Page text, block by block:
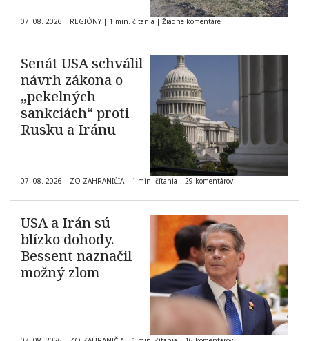
07. 08. 2026 | REGIÓNY | 1 min. čítania | Žiadne komentáre
Senát USA schválil
návrh zákona o
„pekelných
sankciách“ proti
Rusku a Iránu
07. 08. 2026 | ZO ZAHRANIČIA | 1 min. čítania | 29 komentárov
USA a Irán sú
blízko dohody.
Bessent naznačil
možný zlom